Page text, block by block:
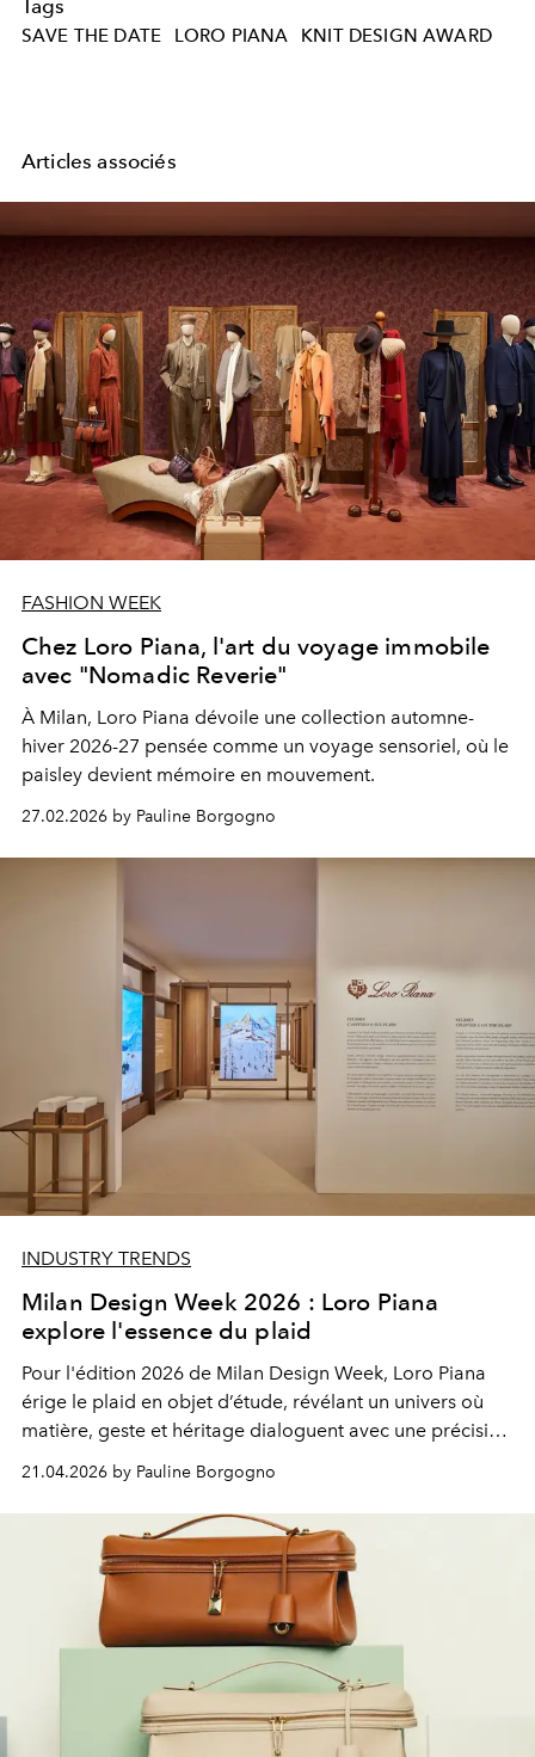
Tags
SAVE THE DATE LORO PIANA KNIT DESIGN AWARD
Articles associés
FASHION WEEK
Chez Loro Piana, l'art du voyage immobile
avec "Nomadic Reverie"
À Milan, Loro Piana dévoile une collection automne-
hiver 2026-27 pensée comme un voyage sensoriel, où le
paisley devient mémoire en mouvement.
27.02.2026 by Pauline Borgogno
INDUSTRY TRENDS
Milan Design Week 2026 : Loro Piana
explore l'essence du plaid
Pour l'édition 2026 de Milan Design Week, Loro Piana
érige le plaid en objet d’étude, révélant un univers où
matière, geste et héritage dialoguent avec une précision
21.04.2026 by Pauline Borgogno